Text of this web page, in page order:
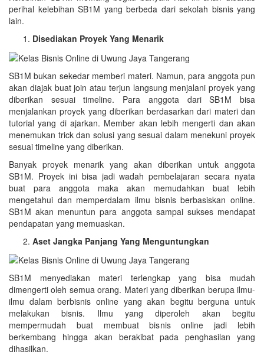
perihal kelebihan SB1M yang berbeda dari sekolah bisnis yang
lain.
Disediakan Proyek Yang Menarik
SB1M bukan sekedar memberi materi. Namun, para anggota pun
akan diajak buat join atau terjun langsung menjalani proyek yang
diberikan sesuai timeline. Para anggota dari SB1M bisa
menjalankan proyek yang diberikan berdasarkan dari materi dan
tutorial yang di ajarkan. Member akan lebih mengerti dan akan
menemukan trick dan solusi yang sesuai dalam menekuni proyek
sesuai timeline yang diberikan.
Banyak proyek menarik yang akan diberikan untuk anggota
SB1M. Proyek ini bisa jadi wadah pembelajaran secara nyata
buat para anggota maka akan memudahkan buat lebih
mengetahui dan memperdalam ilmu bisnis berbasiskan online.
SB1M akan menuntun para anggota sampai sukses mendapat
pendapatan yang memuaskan.
Aset Jangka Panjang Yang Menguntungkan
SB1M menyediakan materi terlengkap yang bisa mudah
dimengerti oleh semua orang. Materi yang diberikan berupa ilmu-
ilmu dalam berbisnis online yang akan begitu berguna untuk
melakukan bisnis. Ilmu yang diperoleh akan begitu
mempermudah buat membuat bisnis online jadi lebih
berkembang hingga akan berakibat pada penghasilan yang
dihasilkan.